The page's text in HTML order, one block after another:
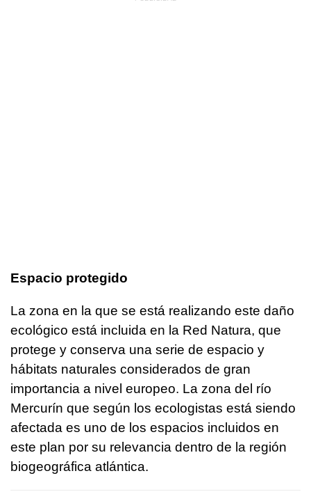
Espacio protegido
La zona en la que se está realizando este daño
ecológico está incluida en la Red Natura, que
protege y conserva una serie de espacio y
hábitats naturales considerados de gran
importancia a nivel europeo. La zona del río
Mercurín que según los ecologistas está siendo
afectada es uno de los espacios incluidos en
este plan por su relevancia dentro de la región
biogeográfica atlántica.